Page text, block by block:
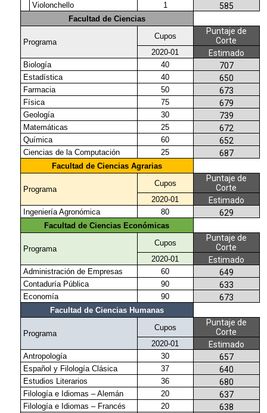
Violonchello 1 585
Facultad de Ciencias
Programa
Cupos
Puntaje de
Corte
2020-01 Estimado
Biología 40 707
Estadística 40 650
Farmacia 50 673
Física 75 679
Geología 30 739
Matemáticas 25 672
Química 60 652
Ciencias de la Computación 25 687
Facultad de Ciencias Agrarias
Programa
Cupos
Puntaje de
Corte
2020-01 Estimado
Ingeniería Agronómica 80 629
Facultad de Ciencias Económicas
Programa
Cupos
Puntaje de
Corte
2020-01 Estimado
Administración de Empresas 60 649
Contaduría Pública 90 633
Economía 90 673
Facultad de Ciencias Humanas
Programa
Cupos
Puntaje de
Corte
2020-01 Estimado
Antropología 30 657
Español y Filología Clásica 37 640
Estudios Literarios 36 680
Filología e Idiomas – Alemán 20 637
Filología e Idiomas – Francés 20 638